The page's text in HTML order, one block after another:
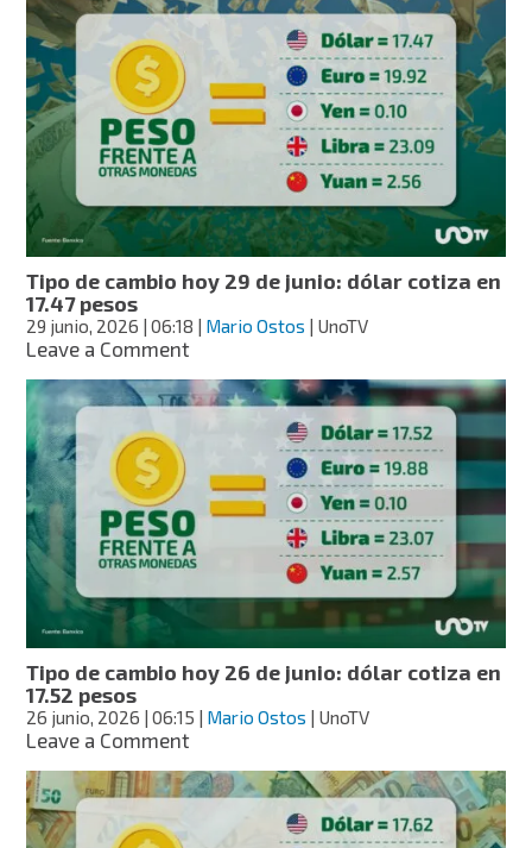
cambio
de
junio:
dólar
cotiza
17.50
pesos
Tipo de cambio hoy 29 de junio: dólar cotiza en
17.47 pesos
29 junio, 2026 | 06:18 | Mario Ostos | UnoTV
Leave a Commenton
de
de
junio:
dólar
cotiza
pesos
Tipo de cambio hoy 26 de junio: dólar cotiza en
17.52 pesos
26 junio, 2026 | 06:15 Mario Ostos | UnoTV
Leave a Commenton
de
hoy